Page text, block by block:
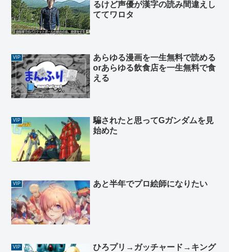
るけど声優が漢字の読み間違えし
ててワロタ
VIP
あらゆる漫画を一生無料で読める
orあらゆる飲食店を一生無料で食
える
VIP
騙されたと思ってGガンダムを見
始めた
VIP あと半年でプロ絵師になりたい
VIP
ひろプリ→ガッチャード→キング